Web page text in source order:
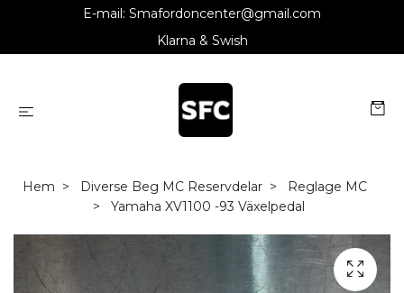
E-mail: Smafordoncenter@gmail.com
Klarna & Swish
Hem Diverse Beg MC Reservdelar
Reglage MC
Yamaha XV1100 -93 Växelpedal